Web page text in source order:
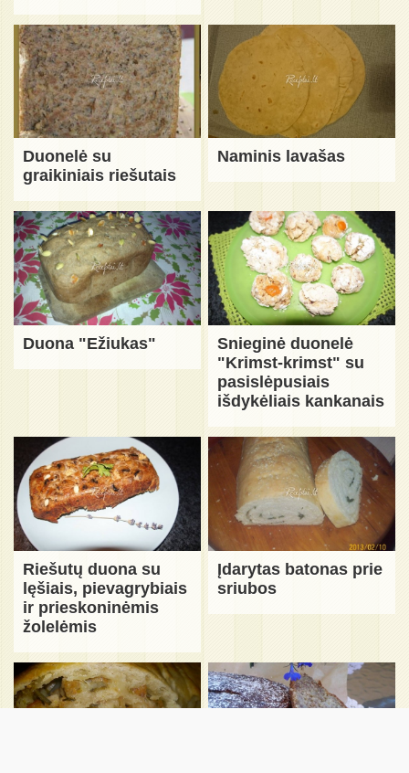
Duonelė su
graikiniais riešutais
Naminis lavašas
Duona "Ežiukas"
Snieginė duonelė
"Krimst-krimst" su
pasislėpusiais
išdykėliais kankanais
Riešutų duona su
lęšiais, pievagrybiais
ir prieskoninėmis
žolelėmis
Įdarytas batonas prie
sriubos